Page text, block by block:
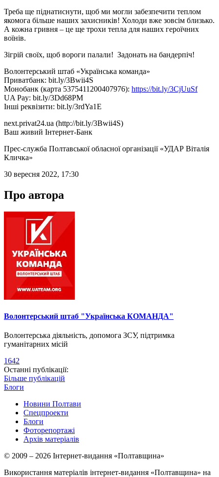
Треба ще піднатиснути, щоб ми могли забезпечити теплом
якомога більше наших захисників! Холоди вже зовсім близько.
А кожна гривня – це ще трохи тепла для наших героїчних
воїнів.
Зігрій своїх, щоб вороги палали! Задонать на бандерпіч!
Волонтерський штаб «Українська команда»
Приватбанк: bit.ly/3Bwii4S
Монобанк (карта 5375411200407976): https://bit.ly/3CjUuSf
UA Pay: bit.ly/3Dd68PM
Інші реквізити: bit.ly/3rdYa1E
next.privat24.ua (http://bit.ly/3Bwii4S)
Ваш живий Інтернет-Банк
Прес-служба Полтавської обласної організації «УДАР Віталія
Кличка»
30 вересня 2022, 17:30
Про автора
Волонтерський штаб "Українська КОМАНДА"
Волонтерська діяльність, допомога ЗСУ, підтримка
гуманітарних місій
1642
Останні публікації:
Більше публікацій
Блоги
Новини Полтави
Спецпроекти
Блоги
Фоторепортажі
Архів матеріалів
© 2009 – 2026 Інтернет-видання «Полтавщина»
Використання матеріалів інтернет-видання «Полтавщина» на